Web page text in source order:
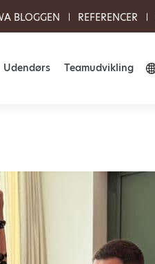
BLOGGEN REFERENCER
Udendørs Teamudvikling